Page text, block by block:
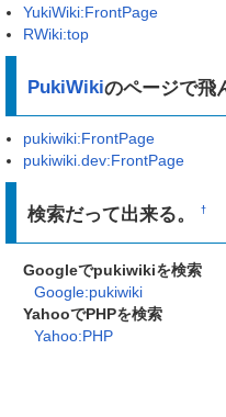
YukiWiki:FrontPage
RWiki:top
PukiWikiのページで飛
pukiwiki:FrontPage
pukiwiki.dev:FrontPage
検索だって出来る。†
Googleでpukiwikiを検索
Google:pukiwiki
YahooでPHPを検索
Yahoo:PHP